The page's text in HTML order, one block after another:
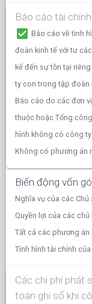
Báo cáo tài
check_box Báo cáo về tình
đoàn kinh tế với tư
kể đến sự tồn tại
ty con trong tập đoàn
Báo cáo do các đơn
thuộc hoặc Tổng
hình không có công ty
Không có phương án
Biến động vốn
Nghĩa vụ của các Chủ
Quyền lợi của các chủ
Tất cả các phương án
Tình hình tài chính
Các chi phí phát
toán ghi sổ khi